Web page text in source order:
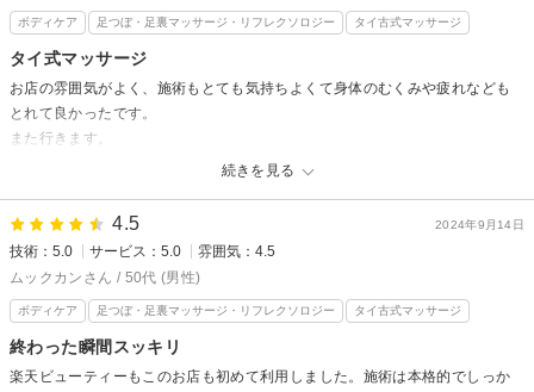
またぜひ次回は、タイ式のスタンダードコース90分を楽しんでください
ね。
またお会いできますこと、楽しみにしております。
担当スタッフ：千紘
ボディケア 足つぼ・足裏マッサージ・リフレクソロジー タイ古式マッサージ
タイ式マッサージ
続きを見る
お店の雰囲気がよく、施術もとても気持ちよくて身体のむくみや疲れなども
とれて良かったです。
また行きます。
リラクゼーション タイ古式KEROからの返信
来店者さま、
たくさんあるお店の中から選んでいただき、ご来店ありがとうございまし
た。
季節の変わり目は、心身ともに不調を感じやすいですよね。
いつでもお困りの時はお手伝いさせてください。
またお会いできますこと、心待ちにしています。
2024年9月14日
4.5
技術：5.0 サービス：5.0
雰囲気：4.5
ムックカンさん / 50代 (男性)
ボディケア 足つぼ・足裏マッサージ・リフレクソロジー タイ古式マッサージ
終わった瞬間スッキリ
楽天ビューティーもこのお店も初めて利用しました。施術は本格的でしっか